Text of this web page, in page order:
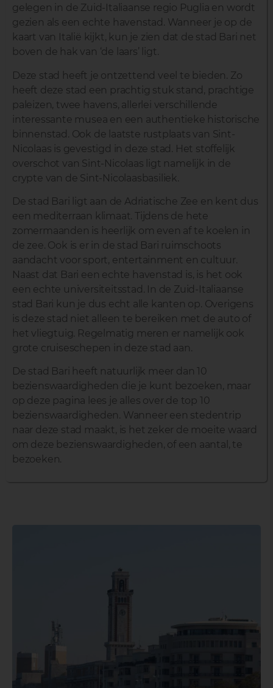
gelegen in de Zuid-Italiaanse regio Puglia en wordt
gezien als een echte havenstad. Wanneer je op de
kaart van Italië kijkt, kun je zien dat de stad Bari net
boven de hak van ‘de laars’ ligt.
Deze stad heeft je ontzettend veel te bieden. Zo
heeft deze stad een prachtig stuk stand, prachtige
paleizen, twee havens, allerlei verschillende
interessante musea en een authentieke historische
binnenstad. Ook de laatste rustplaats van Sint-
Nicolaas is gevestigd in deze stad. Het stoffelijk
overschot van Sint-Nicolaas ligt namelijk in de
crypte van de Sint-Nicolaasbasiliek.
De stad Bari ligt aan de Adriatische Zee en kent dus
een mediterraan klimaat. Tijdens de hete
zomermaanden is heerlijk om even af te koelen in
de zee. Ook is er in de stad Bari ruimschoots
aandacht voor sport, entertainment en cultuur.
Naast dat Bari een echte havenstad is, is het ook
een echte universiteitsstad. In de Zuid-Italiaanse
stad Bari kun je dus echt alle kanten op. Overigens
is deze stad niet alleen te bereiken met de auto of
het vliegtuig. Regelmatig meren er namelijk ook
grote cruiseschepen in deze stad aan.
De stad Bari heeft natuurlijk meer dan 10
bezienswaardigheden die je kunt bezoeken, maar
op deze pagina lees je alles over de top 10
bezienswaardigheden. Wanneer een stedentrip
naar deze stad maakt, is het zeker de moeite waard
om deze bezienswaardigheden, of een aantal, te
bezoeken.